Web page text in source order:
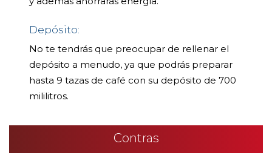
Depósito:
No te tendrás que preocupar de rellenar el
depósito a menudo, ya que podrás preparar
hasta 9 tazas de café con su depósito de 700
mililitros.
Contras